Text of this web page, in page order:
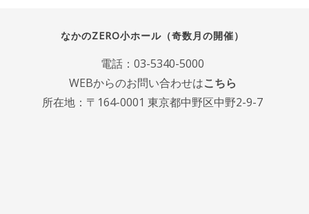
なかのZERO小ホール（奇数月の開催）
電話：03-5340-5000
WEBからのお問い合わせはこちら
所在地：〒164-0001 東京都中野区中野2-9-7